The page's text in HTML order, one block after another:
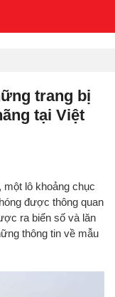
trang bị
tại Việt
lô khoảng chục
được thông quan
ra biển số và lăn
thông tin về mẫu